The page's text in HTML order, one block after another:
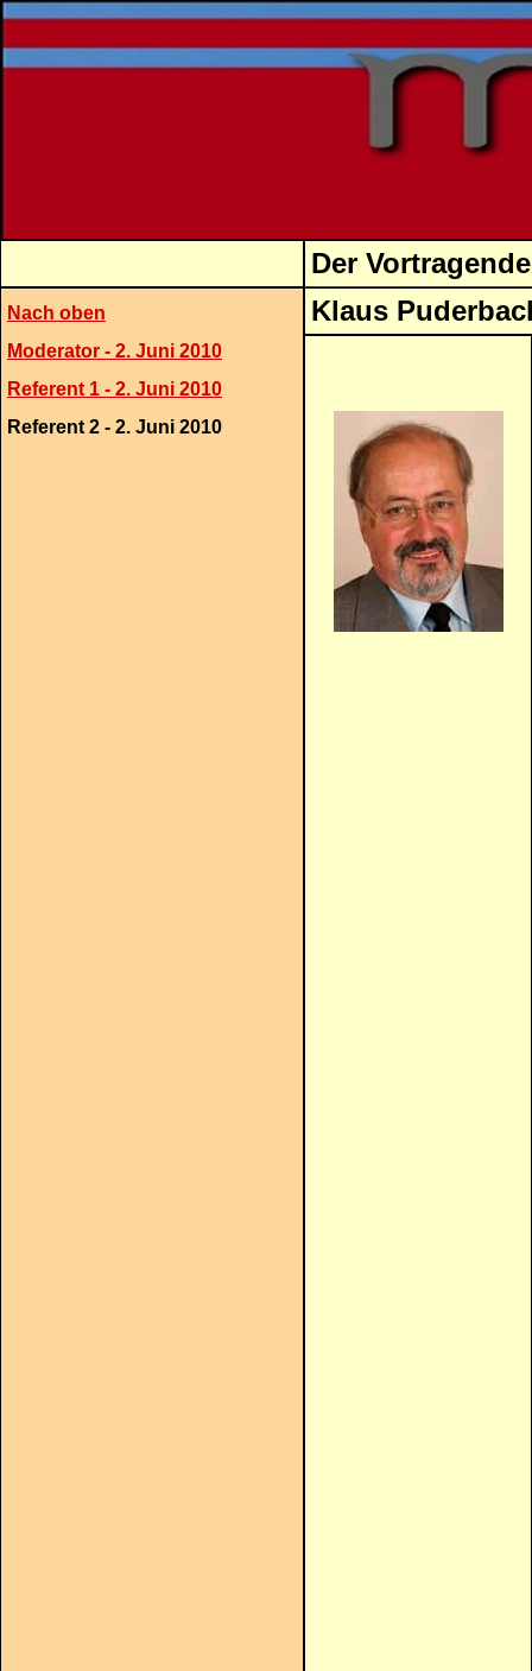
Der
Nach oben
Moderator - 2. Juni 2010
Referent 1 - 2. Juni 2010
Referent 2 - 2. Juni 2010